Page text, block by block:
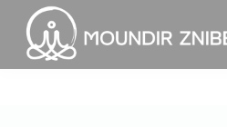
S'inscrire/se